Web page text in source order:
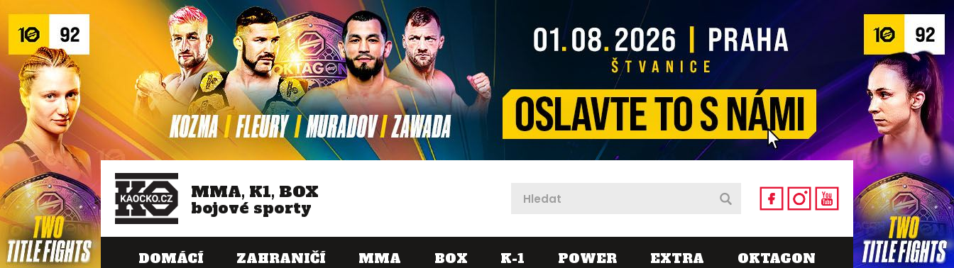
MMA, K1, BOX
bojové sporty
DOMÁCÍ ZAHRANIČÍ MMA BOX K-1 POWER EXTRA OKTAGON